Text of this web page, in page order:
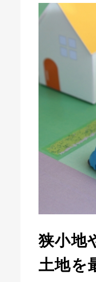
狭小地
土地を